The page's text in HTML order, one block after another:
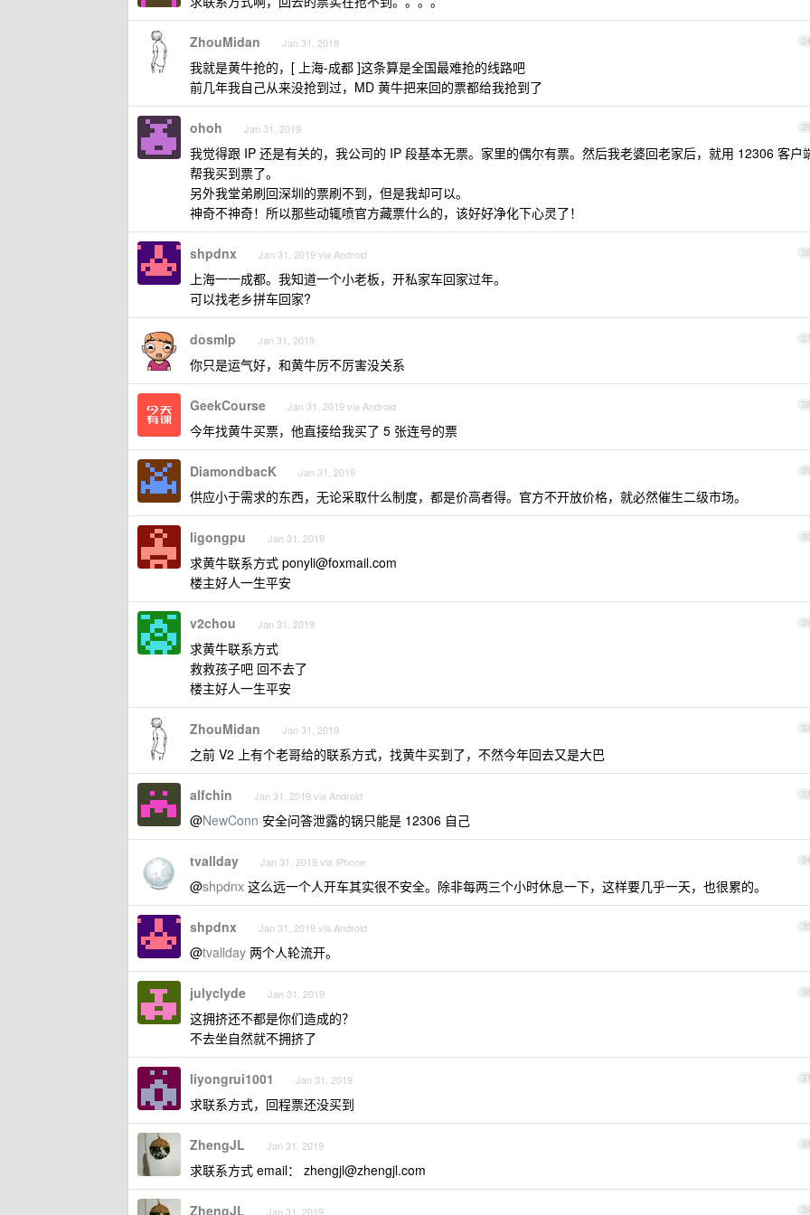
24
ZhouMidan Jan 31, 2019
我就是黄牛抢的，[ 上海-成都 ]这条算是全国最难抢的线路吧
前几年我自己从来没抢到过，MD 黄牛把来回的票都给我抢到了
25
ohoh Jan 31, 2019
我觉得跟 IP 还是有关的，我公司的 IP 段基本无票。家里的偶尔有票。然后我老婆回老家后，就用 12306 客户
帮我买到票了。
另外我堂弟刷回深圳的票刷不到，但是我却可以。
神奇不神奇！所以那些动辄喷官方藏票什么的，该好好净化下心灵了！
26
shpdnx Jan 31, 2019 via Android
上海一一成都。我知道一个小老板，开私家车回家过年。
可以找老乡拼车回家?
27
dosmlp Jan 31, 2019
你只是运气好，和黄牛厉不厉害没关系
28
GeekCourse Jan 31, 2019 via Android
今年找黄牛买票，他直接给我买了 5 张连号的票
29
DiamondbacK Jan 31, 2019
供应小于需求的东西，无论采取什么制度，都是价高者得。官方不开放价格，就必然催生二级市场。
30
ligongpu Jan 31, 2019
求黄牛联系方式 ponyli@foxmail.com
楼主好人一生平安
31
v2chou Jan 31, 2019
求黄牛联系方式
救救孩子吧 回不去了
楼主好人一生平安
32
ZhouMidan Jan 31, 2019
之前 V2 上有个老哥给的联系方式，找黄牛买到了，不然今年回去又是大巴
33
alfchin Jan 31, 2019 via Android
@NewConn 安全问答泄露的锅只能是 12306 自己
34
tvallday Jan 31, 2019 via iPhone
@shpdnx 这么远一个人开车其实很不安全。除非每两三个小时休息一下，这样要几乎一天，也很累的。
35
shpdnx Jan 31, 2019 via Android
@tvallday 两个人轮流开。
36
julyclyde Jan 31, 2019
这拥挤还不都是你们造成的？
不去坐自然就不拥挤了
37
liyongrui1001 Jan 31, 2019
求联系方式，回程票还没买到
38
ZhengJL Jan 31, 2019
求联系方式 email： zhengjl@zhengjl.com
39
ZhengJL Jan 31, 2019